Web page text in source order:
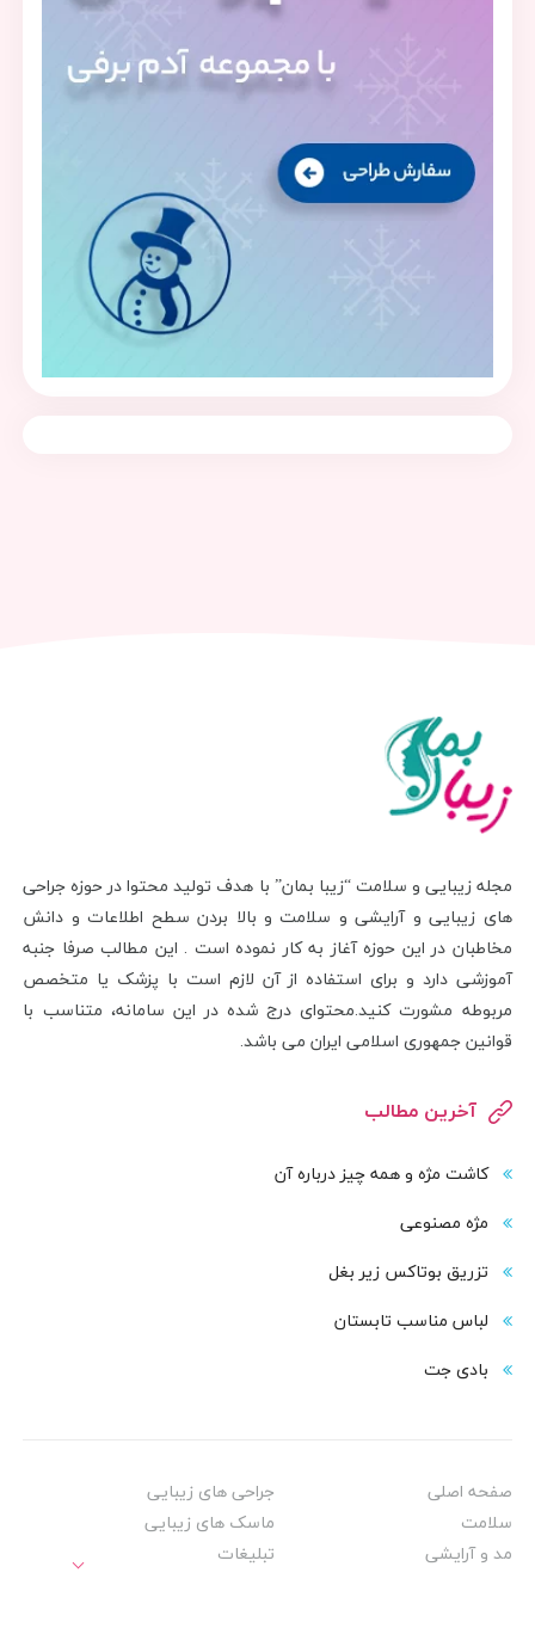
مجله زیبایی و سلامت “زیبا بمان” با هدف تولید محتوا در حوزه جراحی
های زیبایی و آرایشی و سلامت و بالا بردن سطح اطلاعات و دانش
مخاطبان در این حوزه آغاز به کار نموده است . این مطالب صرفا جنبه
آموزشی دارد و برای استفاده از آن لازم است با پزشک یا متخصص
مربوطه مشورت کنید.محتوای درج شده در این سامانه، متناسب با
قوانین جمهوری اسلامی ایران می باشد.
آخرین مطالب
کاشت مژه و همه چیز درباره آن
مژه مصنوعی
تزریق بوتاکس زیر بغل
لباس مناسب تابستان
بادی‌ جت
صفحه اصلی
جراحی های زیبایی
سلامت
ماسک های زیبایی
مد و آرایشی
تبلیغات